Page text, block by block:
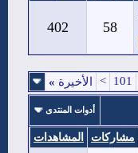
58
402
101
> الأخيرة »
أدوات المنتدى
مشاركات المشاهدات